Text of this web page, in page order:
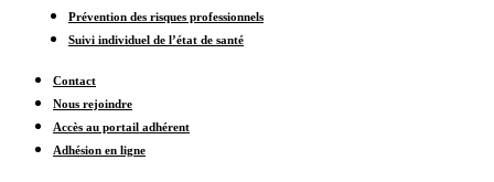
Prévention des risques professionnels
Suivi individuel de l’état de santé
Contact
Nous rejoindre
Accès au portail adhérent
Adhésion en ligne